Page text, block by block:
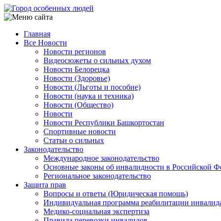
Перейти
к
содержанию
Main
navigation
Главная
Все Новости
Новости регионов
Видеосюжеты о сильных духом
Новости Белорецка
Новости (Здоровье)
Новости (Льготы и пособие)
Новости (наука и техника)
Новости (Общество)
Новости
Новости Республики Башкортостан
Спортивные новости
Статьи о сильных
Законодательство
Международное законодательство
Основные законы об инвалидности в Российской
Региональное законодательство
Защита прав
Вопросы и ответы (Юридическая помощь)
Индивидуальная программа реабилитации
Медико-социальная экспертиза